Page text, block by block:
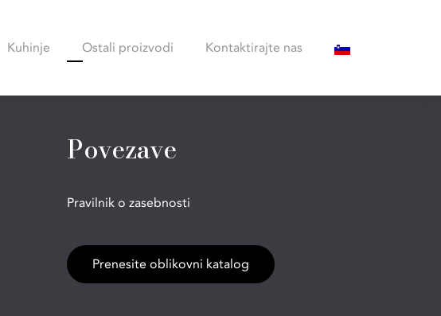
Kuhinje Ostali proizvodi Kontaktirajte nas
Povezave
Pravilnik o zasebnosti
Prenesite oblikovni katalog